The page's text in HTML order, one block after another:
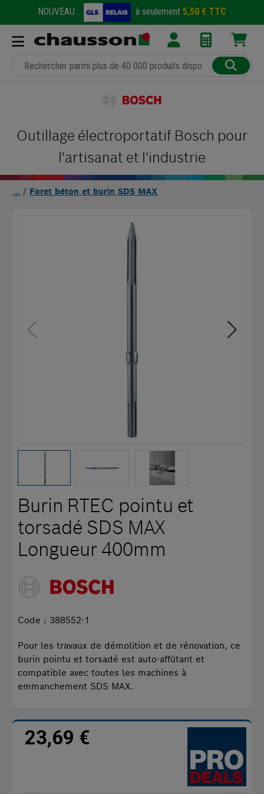
NOUVEAU : à seulement 5,50 € TTC
Outillage électroportatif Bosch pour
l'artisanat et l'industrie
Foret béton et burin SDS MAX
Burin RTEC pointu et
torsadé SDS MAX
Longueur 400mm
Code : 388552-1
Pour les travaux de démolition et de rénovation, ce
burin pointu et torsadé est auto-affûtant et
compatible avec toutes les machines à
emmanchement SDS MAX.
23,69 €